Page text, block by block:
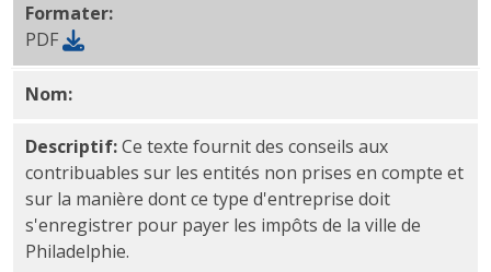
Formater:
PDF
Nom:Questions et réponses : Impôts non pris en
Descriptif:Ce texte fournit des conseils aux
contribuables sur les entités non prises en compte et
sur la manière dont ce type d'entreprise doit
s'enregistrer pour payer les impôts de la ville de
Philadelphie.